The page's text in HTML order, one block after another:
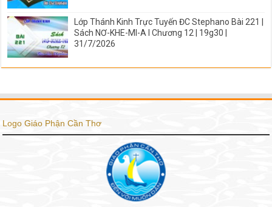
Lớp Thánh Kinh Trực Tuyến ĐC Stephano Bài 221 |
Sách NƠ-KHE-MI-A I Chương 12 | 19g30 |
31/7/2026
Logo Giáo Phận Cần Thơ